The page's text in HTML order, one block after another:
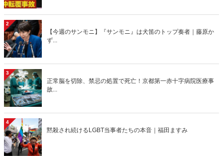
2
【今週のサンモニ】『サンモニ』は犬笛のトップ奏者｜藤原か
ず...
3
正常脳を切除、禁忌の処置で死亡！京都第一赤十字病院医療事
故...
4
黙殺され続けるLGBT当事者たちの本音｜福田ますみ